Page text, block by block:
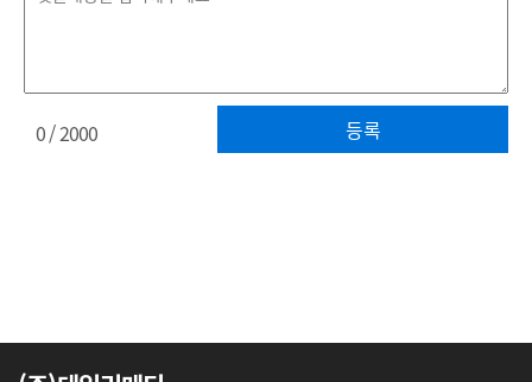
등록
0/ 2000